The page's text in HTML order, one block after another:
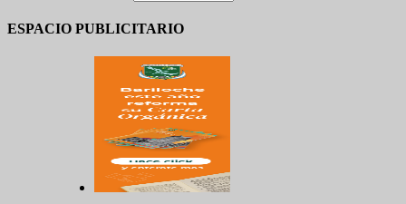
ESPACIO PUBLICITARIO